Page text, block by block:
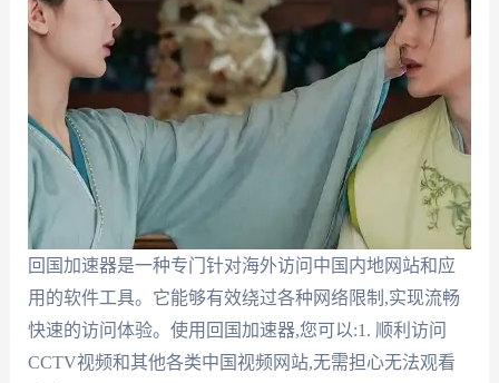
回国加速器是一种专门针对海外访问中国内地网站和应
用的软件工具。它能够有效绕过各种网络限制,实现流畅
快速的访问体验。使用回国加速器,您可以:1. 顺利访问
CCTV视频和其他各类中国视频网站,无需担心无法观看